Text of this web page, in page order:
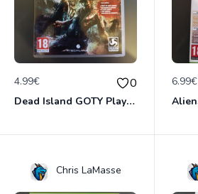
4.99€ 0
Dead Island GOTY Playstation 3
6.99€
Chris LaMasse